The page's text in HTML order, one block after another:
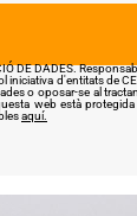
DE DADES.
iniciativa d'entitats de
o oposar-se al
web està
aquí.